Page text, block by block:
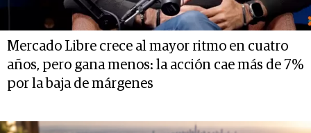
Mercado Libre crece al mayor ritmo en cuatro
años, pero gana menos: la acción cae más de 7%
por la baja de márgenes